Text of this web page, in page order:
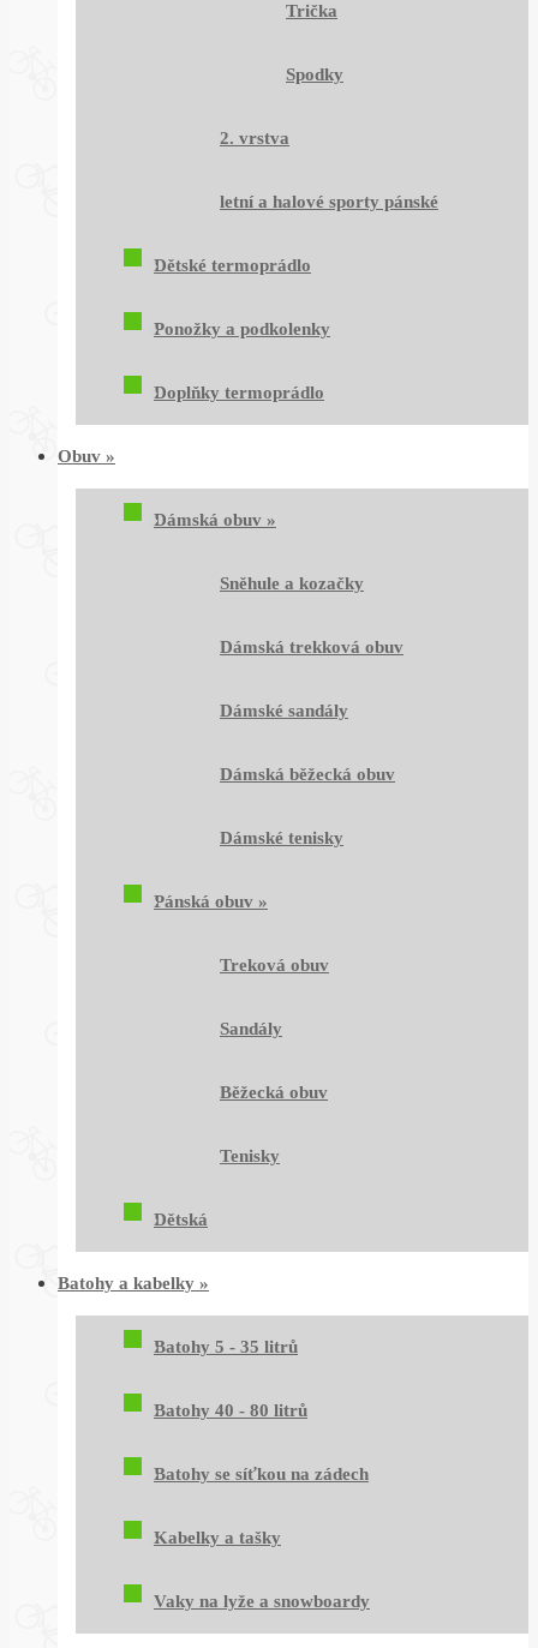
Trička
Spodky
2. vrstva
letní a halové sporty pánské
Dětské termoprádlo
Ponožky a podkolenky
Doplňky termoprádlo
Obuv »
Dámská obuv »
Sněhule a kozačky
Dámská trekková obuv
Dámské sandály
Dámská běžecká obuv
Dámské tenisky
Pánská obuv »
Treková obuv
Sandály
Běžecká obuv
Tenisky
Dětská
Batohy a kabelky »
Batohy 5 - 35 litrů
Batohy 40 - 80 litrů
Batohy se síťkou na zádech
Kabelky a tašky
Vaky na lyže a snowboardy